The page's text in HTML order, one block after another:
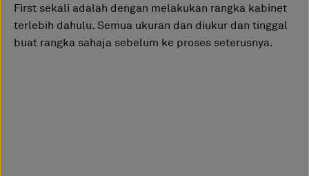
First sekali adalah dengan melakukan rangka kabinet
terlebih dahulu. Semua ukuran dan diukur dan tinggal
buat rangka sahaja sebelum ke proses seterusnya.